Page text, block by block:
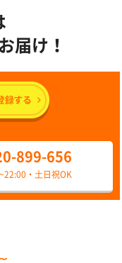
届け！
899-656
・土日祝OK